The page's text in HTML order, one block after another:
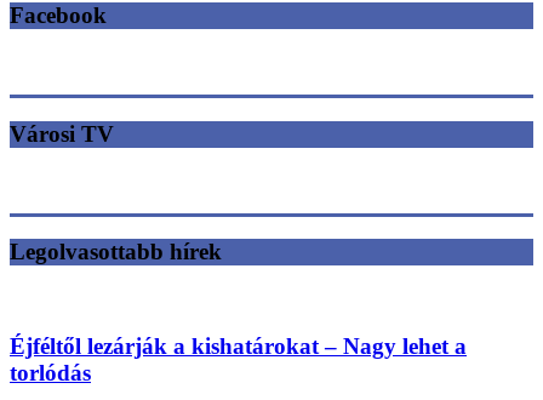
Facebook
Városi TV
Legolvasottabb hírek
Éjféltől lezárják a kishatárokat – Nagy lehet a
torlódás